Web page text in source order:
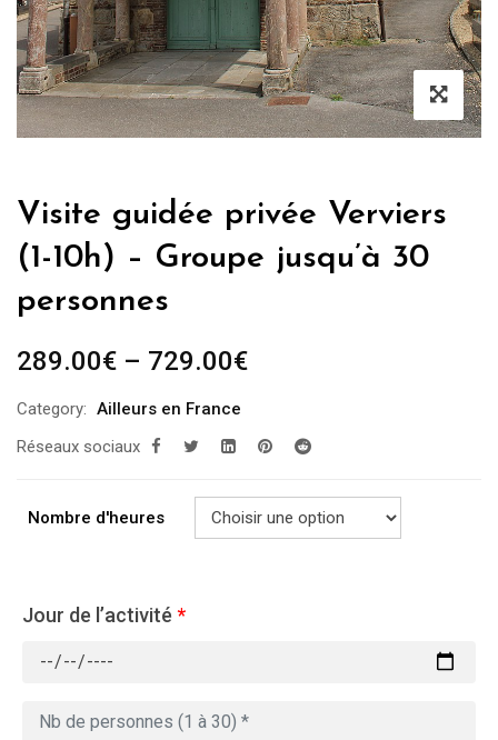
Visite guidée privée Verviers
(1-10h) – Groupe jusqu’à 30
personnes
289.00€ – 729.00€
Category: Ailleurs en France
Réseaux sociaux
Nombre d'heures
Jour de l’activité *